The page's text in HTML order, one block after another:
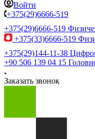
Войти
+375(29)6666-519
+375(29)6666-519
+375(33)6666-519
+375(29)144-11-38
+90 506 139 04 15
Заказать звонок